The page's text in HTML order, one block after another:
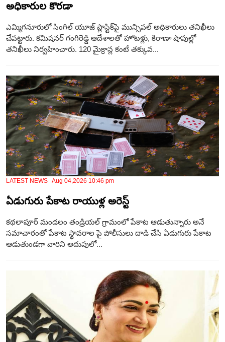
అధికారుల కొరడా
ఎమ్మిగనూరులో సింగిల్ యూజ్ ప్లాస్టిక్‌పై మున్సిపల్ అధికారులు తనిఖీలు
చేపట్టారు. కమిషనర్ గంగిరెడ్డి ఆదేశాలతో హోటళ్లు, కిరాణా షాపుల్లో
తనిఖీలు నిర్వహించారు. 120 మైక్రాన్ల కంటే తక్కువ...
LATEST NEWS Aug 04,2026 10:46 pm
ఏడుగురు పేకాట రాయుళ్ల అరెస్ట్
కథలాపూర్ మండలం తండ్రియల్ గ్రామంలో పేకాట ఆడుతున్నారు అనే
సమాచారంతో పేకాట స్థావరాల పై పోలీసులు దాడి చేసి ఏడుగురు పేకాట
ఆడుతుండగా వారిని అదుపులో...